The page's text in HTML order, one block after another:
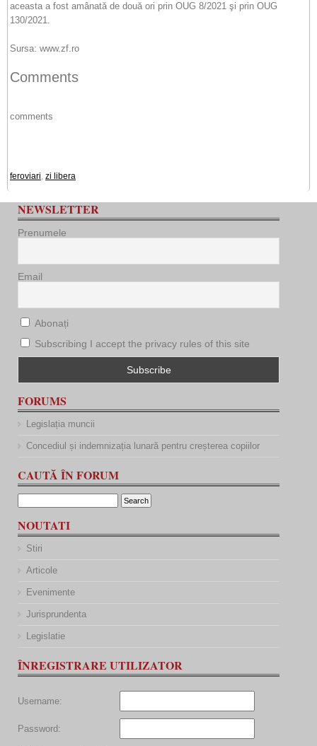
aceasta a fost amânată de două ori prin OUG 8/2021 şi prin OUG
130/2021.
Sursa: www.zf.ro
Comments
comments
feroviari, zi libera
NEWSLETTER
Prenumele
Email
Abonați
Subscribing I accept the privacy rules of this site
FORUMS
Legislația muncii
Concediul și indemnizația lunară pentru creșterea copiilor
CAUTĂ ÎN FORUM
NOUTATI
Stiri
Articole
Evenimente
Jurisprundenta
Legislatie
ÎNREGISTRARE UTILIZATOR
Username:
Password: